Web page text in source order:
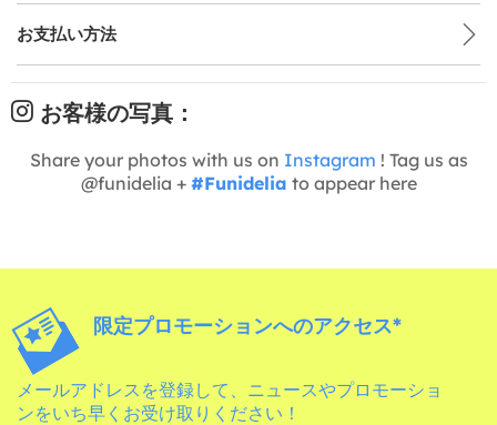
お支払い方法
お客様の写真：
Share your photos with us on Instagram ! Tag us as
@funidelia + #Funidelia to appear here
限定プロモーションへのアクセス*
メールアドレスを登録して、ニュースやプロモーショ
ンをいち早くお受け取りください！